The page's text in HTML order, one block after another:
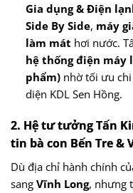
Gia dụng & Điện
Side By Side, máy
làm mát hơi nước.
hệ thống điện máy
phẩm)nhờ tối ưu chi
diện KDL Sen Hồng.
2. Hệ tư tưởng Tấn
tin bà con Bến Tre &
Dù địa chỉ hành chính
sang Vĩnh Long, nhưng